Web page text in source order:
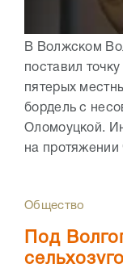
В Волжском
поставил
пятерых
бордель с
Оломоуцкой.
на протяжении
Общество
Под